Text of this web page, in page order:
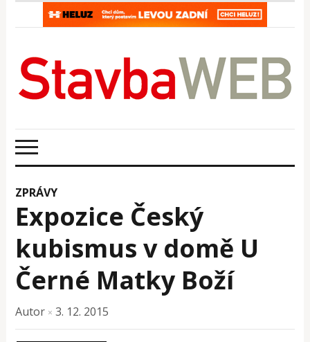
ZPRÁVY
Expozice Český
kubismus v domě U
Černé Matky Boží
Autor × 3. 12. 2015